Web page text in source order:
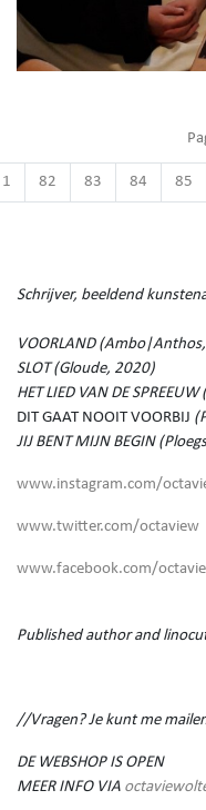
1 82 83 84 85
Schrijver, beeldend
VOORLAND
SLOT (Gloude, 2020)
HET LIED VAN DE
DIT GAAT NOOIT VOORBIJ
JIJ BENT MIJN BEGIN
www.instagram.com/
www.twitter.com/octaview
www.facebook.com/
Published author and
//Vragen? Je kunt me
DE WEBSHOP IS OPEN
MEER INFO VIA